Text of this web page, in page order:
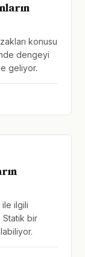
konusu
dengeyi
geliyor.
ile ilgili
Statik bir